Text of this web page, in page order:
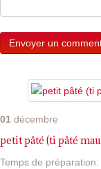
01 décembre
petit pâté (ti pâté
Temps de